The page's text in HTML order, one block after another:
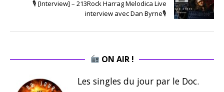
🎙 [Interview] – 213Rock Harrag Melodica Live
interview avec Dan Byrne🎙
ON AIR !
Les singles du jour par le Doc.